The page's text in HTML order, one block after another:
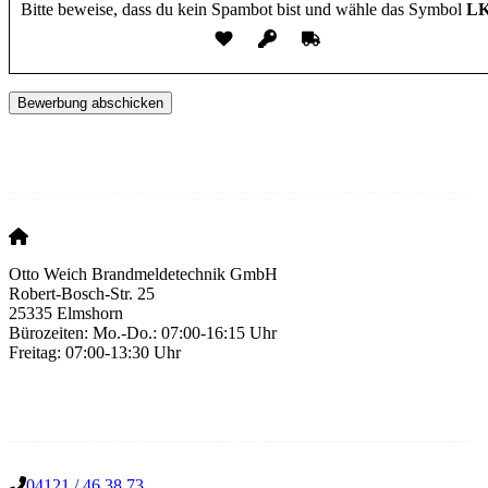
Bitte beweise, dass du kein Spambot bist und wähle das Symbol
Otto Weich Brandmeldetechnik GmbH
Robert-Bosch-Str. 25
25335 Elmshorn
Bürozeiten: Mo.-Do.: 07:00-16:15 Uhr
Freitag: 07:00-13:30 Uhr